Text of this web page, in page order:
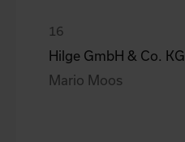
Hilge GmbH & Co. KG
Mario Moos